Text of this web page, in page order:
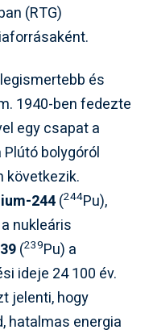
(RTG)
és
1940-ben fedezte
egy csapat a
bolygóról
következik.
244(244Pu),
nukleáris
(239Pu) a
ideje 24 100 év.
jelenti, hogy
hatalmas energia